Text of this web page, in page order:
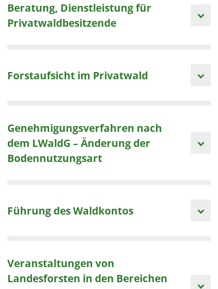
Beratung, Dienstleistung für
Privatwaldbesitzende
Forstaufsicht im Privatwald
Genehmigungsverfahren nach
dem LWaldG – Änderung der
Bodennutzungsart
Führung des Waldkontos
Veranstaltungen von
Landesforsten in den Bereichen